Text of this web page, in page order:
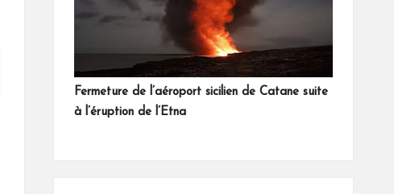
Fermeture de l’aéroport sicilien de Catane suite
à l’éruption de l’Etna